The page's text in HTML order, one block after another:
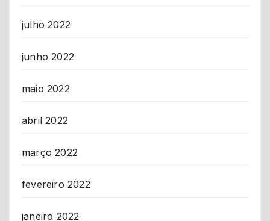
julho 2022
junho 2022
maio 2022
abril 2022
março 2022
fevereiro 2022
janeiro 2022